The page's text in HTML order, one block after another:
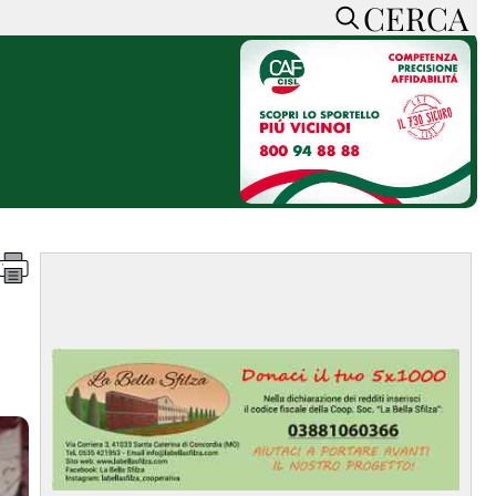
CERCA
ACCEDI o REGISTRATI
CONTATTI
CON NOI
SOSTIENI LA PRESSA
CONOSCI LA PRESSA
FEED RSS
MAPPA DEL SITO
NORMATIVE
DEONTOLOGICHE
CERCA